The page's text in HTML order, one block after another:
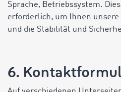
Sprache, Betriebssystem.
erforderlich, um Ihnen unsere
und die Stabilität und
6.